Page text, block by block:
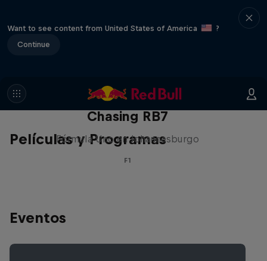
Want to see content from United States of America
?
Continue
Películas y Programas
Chasing RB7
Fórmula Uno en Johannesburgo
F1
Eventos